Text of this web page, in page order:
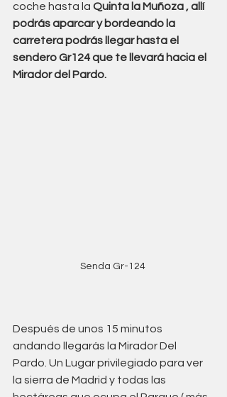
coche hasta la Quinta la Muñoza , allí
podrás aparcar y bordeando la
carretera podrás llegar hasta el
sendero Gr124 que te llevará hacia el
Mirador del Pardo.
Senda Gr-124
Después de unos 15 minutos
andando llegarás la Mirador Del
Pardo. Un Lugar privilegiado para ver
la sierra de Madrid y todas las